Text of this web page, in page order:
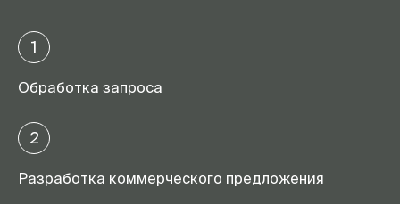
1
Обработка запроса
2
Разработка коммерческого предложения